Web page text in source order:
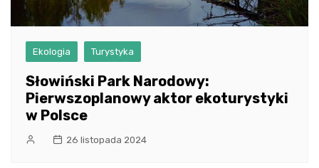
Ekologia Turystyka
Słowiński Park Narodowy:
Pierwszoplanowy aktor ekoturystyki
w Polsce
26 listopada 2024